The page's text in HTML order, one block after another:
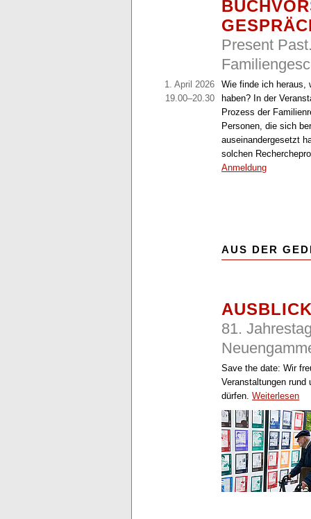
Present
1. April 2026
19.00–20.30
Wie finde ich heraus,
haben? In der
Prozess der
Personen, die sich
auseinandergesetzt
solchen
Anmeldung
AUS DER
81.
Save the date: Wir
Veranstaltungen rund
dürfen. Weiterlesen